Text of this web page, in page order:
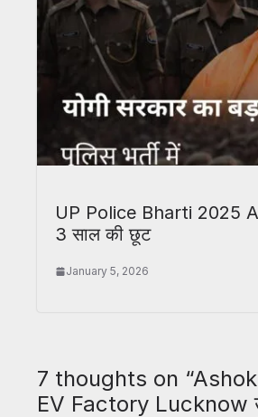
UP Police Bharti 2025
3 साल की छूट
January 5, 2026
7 thoughts on “
EV Factory Lucknow